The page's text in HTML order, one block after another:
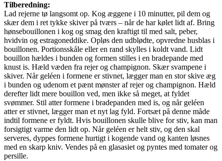
Tilberedning:
Lad rejerne tø langsomt op. Kog æggene i 10 minutter, pil dem og
skær dem i ret tykke skiver på tværs – når de har kølet lidt af. Bring
hønsebouillonen i kog og smag den kraftigt til med salt, peber,
hvidvin og estragoneddike. Opløs den udblødte, opvredne husblas i
bouillonen. Portionsskåle eller en rand skylles i koldt vand. Lidt
bouillon hældes i bunden og formen stilles i en bradepande med
knust is. Hæld væden fra rejer og champignon. Skær svampene i
skiver. Når geléen i formene er stivnet, lægger man en stor skive æg
i bunden og udenom et pænt mønster af rejer og champignon. Hæld
derefter lidt mere bouillon ved, men ikke så meget, at fyldet
svømmer. Stil atter formene i bradepanden med is, og når geléen
atter er stivnet, lægger man et nyt lag fyld. Fortsæt på denne måde
indtil formene er fyldt. Hvis bouillonen skulle blive for stiv, kan man
forsigtigt varme den lidt op. Når geléen er helt stiv, og den skal
serveres, dyppes formene hurtigt i kogende vand og kanten løsnes
med en skarp kniv. Vendes på en glasasiet og pyntes med tomater og
persille.